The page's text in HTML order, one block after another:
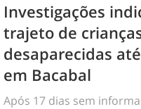
Investigações
trajeto de
desaparecidas
em Bacabal
Após 17 dias sem